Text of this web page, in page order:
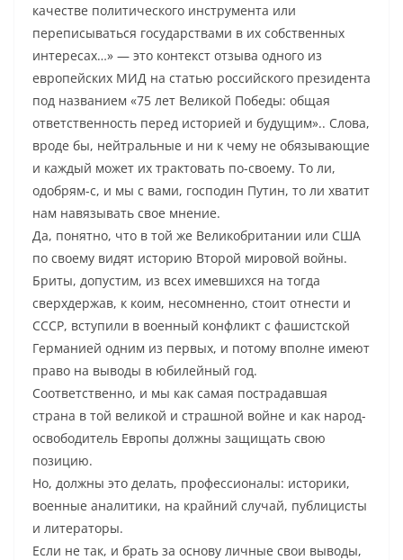
качестве политического инструмента или
переписываться государствами в их собственных
интересах…» — это контекст отзыва одного из
европейских МИД на статью российского президента
под названием «75 лет Великой Победы: общая
ответственность перед историей и будущим».. Слова,
вроде бы, нейтральные и ни к чему не обязывающие
и каждый может их трактовать по-своему. То ли,
одобрям-с, и мы с вами, господин Путин, то ли хватит
нам навязывать свое мнение.
Да, понятно, что в той же Великобритании или США
по своему видят историю Второй мировой войны.
Бриты, допустим, из всех имевшихся на тогда
сверхдержав, к коим, несомненно, стоит отнести и
СССР, вступили в военный конфликт с фашистской
Германией одним из первых, и потому вполне имеют
право на выводы в юбилейный год.
Соответственно, и мы как самая пострадавшая
страна в той великой и страшной войне и как народ-
освободитель Европы должны защищать свою
позицию.
Но, должны это делать, профессионалы: историки,
военные аналитики, на крайний случай, публицисты
и литераторы.
Если не так, и брать за основу личные свои выводы,